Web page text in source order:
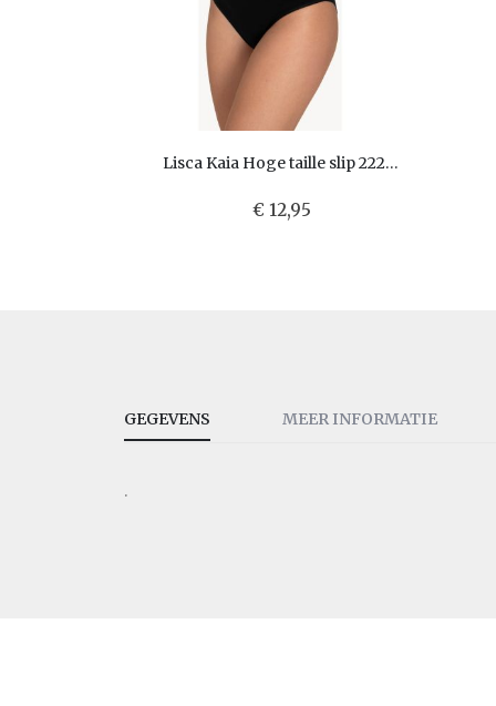
Lisca Kaia Hoge taille slip 22282
€ 12,95
GEGEVENS
.
MEER INFORMATIE